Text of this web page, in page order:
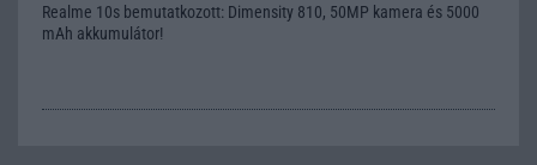
Realme 10s bemutatkozott: Dimensity 810, 50MP kamera és 5000
mAh akkumulátor!